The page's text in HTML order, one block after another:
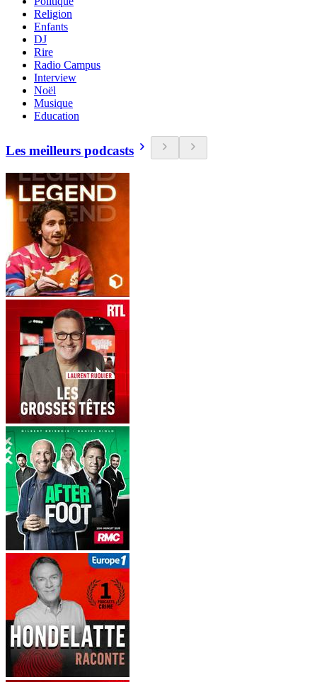
Religion
Enfants
DJ
Rire
Radio Campus
Interview
Noël
Musique
Education
Les meilleurs podcasts